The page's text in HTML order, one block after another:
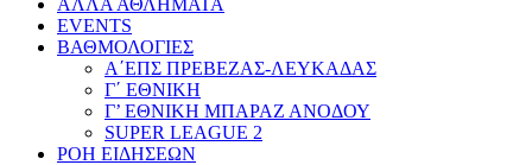
ΑΛΛΑ ΑΘΛΗΜΑΤΑ
EVENTS
ΒΑΘΜΟΛΟΓΙΕΣ
Α΄ΕΠΣ ΠΡΕΒΕΖΑΣ-ΛΕΥΚΑΔΑΣ
Γ΄ ΕΘΝΙΚΗ
Γ’ ΕΘΝΙΚΗ ΜΠΑΡΑΖ ΑΝΟΔΟΥ
SUPER LEAGUE 2
ΡΟΗ ΕΙΔΗΣΕΩΝ